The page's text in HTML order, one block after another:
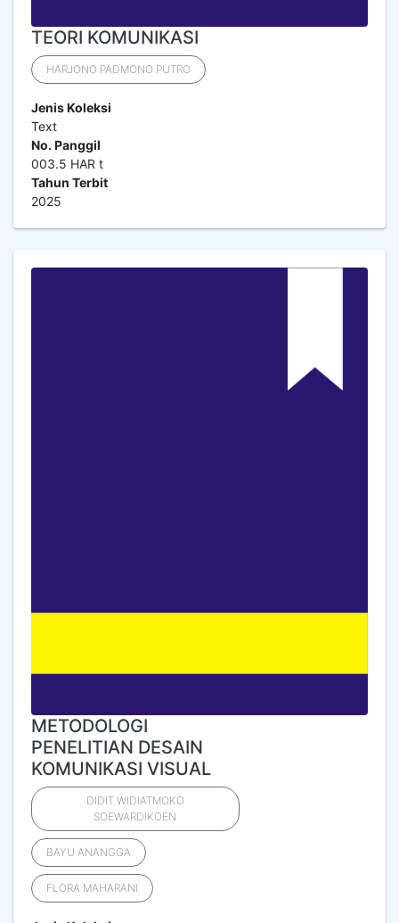
TEORI KOMUNIKASI
HARJONO PADMONO PUTRO
Jenis Koleksi
Text
No. Panggil
003.5 HAR t
Tahun Terbit
2025
METODOLOGI
PENELITIAN DESAIN
KOMUNIKASI VISUAL
DIDIT WIDIATMOKO
SOEWARDIKOEN
BAYU ANANGGA
FLORA MAHARANI